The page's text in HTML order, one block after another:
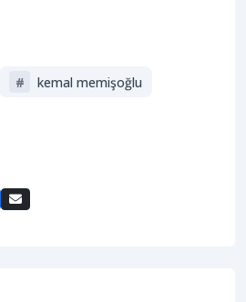
#
kemal memişoğlu